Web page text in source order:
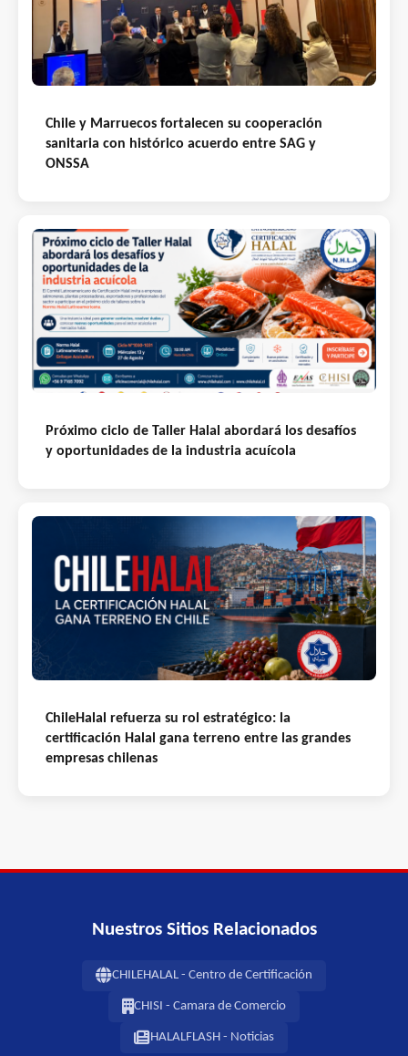
Chile y Marruecos fortalecen su cooperación
sanitaria con histórico acuerdo entre SAG y
ONSSA
Próximo ciclo de Taller Halal abordará los desafíos
y oportunidades de la industria acuícola
ChileHalal refuerza su rol estratégico: la
certificación Halal gana terreno entre las grandes
empresas chilenas
Nuestros Sitios Relacionados
CHILEHALAL - Centro de Certificación
CHISI - Camara de Comercio
HALALFLASH - Noticias